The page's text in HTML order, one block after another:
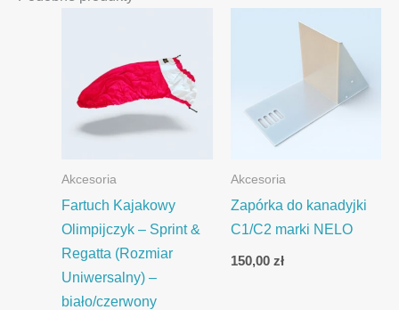
Akcesoria
Fartuch Kajakowy
Olimpijczyk – Sprint &
Regatta (Rozmiar
Uniwersalny) –
biało/czerwony
Akcesoria
Zapórka do kanadyjki
C1/C2 marki NELO
150,00 zł